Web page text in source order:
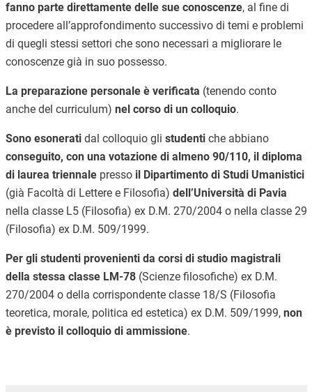
fanno parte direttamente delle sue conoscenze, al fine di
procedere all’approfondimento successivo di temi e problemi
di quegli stessi settori che sono necessari a migliorare le
conoscenze già in suo possesso.
La preparazione personale è verificata (tenendo conto
anche del curriculum) nel corso di un colloquio.
Sono esonerati dal colloquio gli studentiche abbiano
conseguito, con una votazione di almeno 90/110, il diploma
di laurea triennalepresso il Dipartimento di Studi Umanistici
(già Facoltà di Lettere e Filosofia) dell’Università di Pavia
nella classe L5 (Filosofia) ex D.M. 270/2004 o nella classe 29
(Filosofia) ex D.M. 509/1999.
Per gli studenti provenienti da corsi di studio magistrali
della stessa classe LM-78(Scienze filosofiche) ex D.M.
270/2004 o della corrispondente classe 18/S (Filosofia
teoretica, morale, politica ed estetica) ex D.M. 509/1999, non
è previsto il colloquio di ammissione.